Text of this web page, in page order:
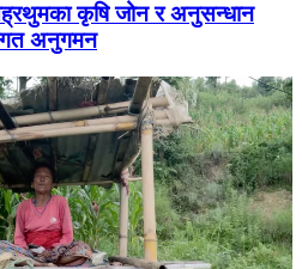
कृषि जोन र अनुसन्धान
अनुगमन